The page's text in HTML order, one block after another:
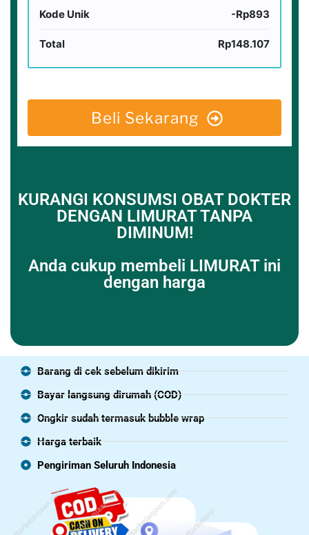
Kode Unik -Rp893
Total Rp148.107
Beli Sekarang
KURANGI KONSUMSI OBAT DOKTER
DENGAN LIMURAT TANPA
DIMINUM!
Anda cukup membeli LIMURAT ini
dengan harga
Barang di cek sebelum dikirim
Bayar langsung dirumah (COD)
Ongkir sudah termasuk bubble wrap
Harga terbaik
Pengiriman Seluruh Indonesia